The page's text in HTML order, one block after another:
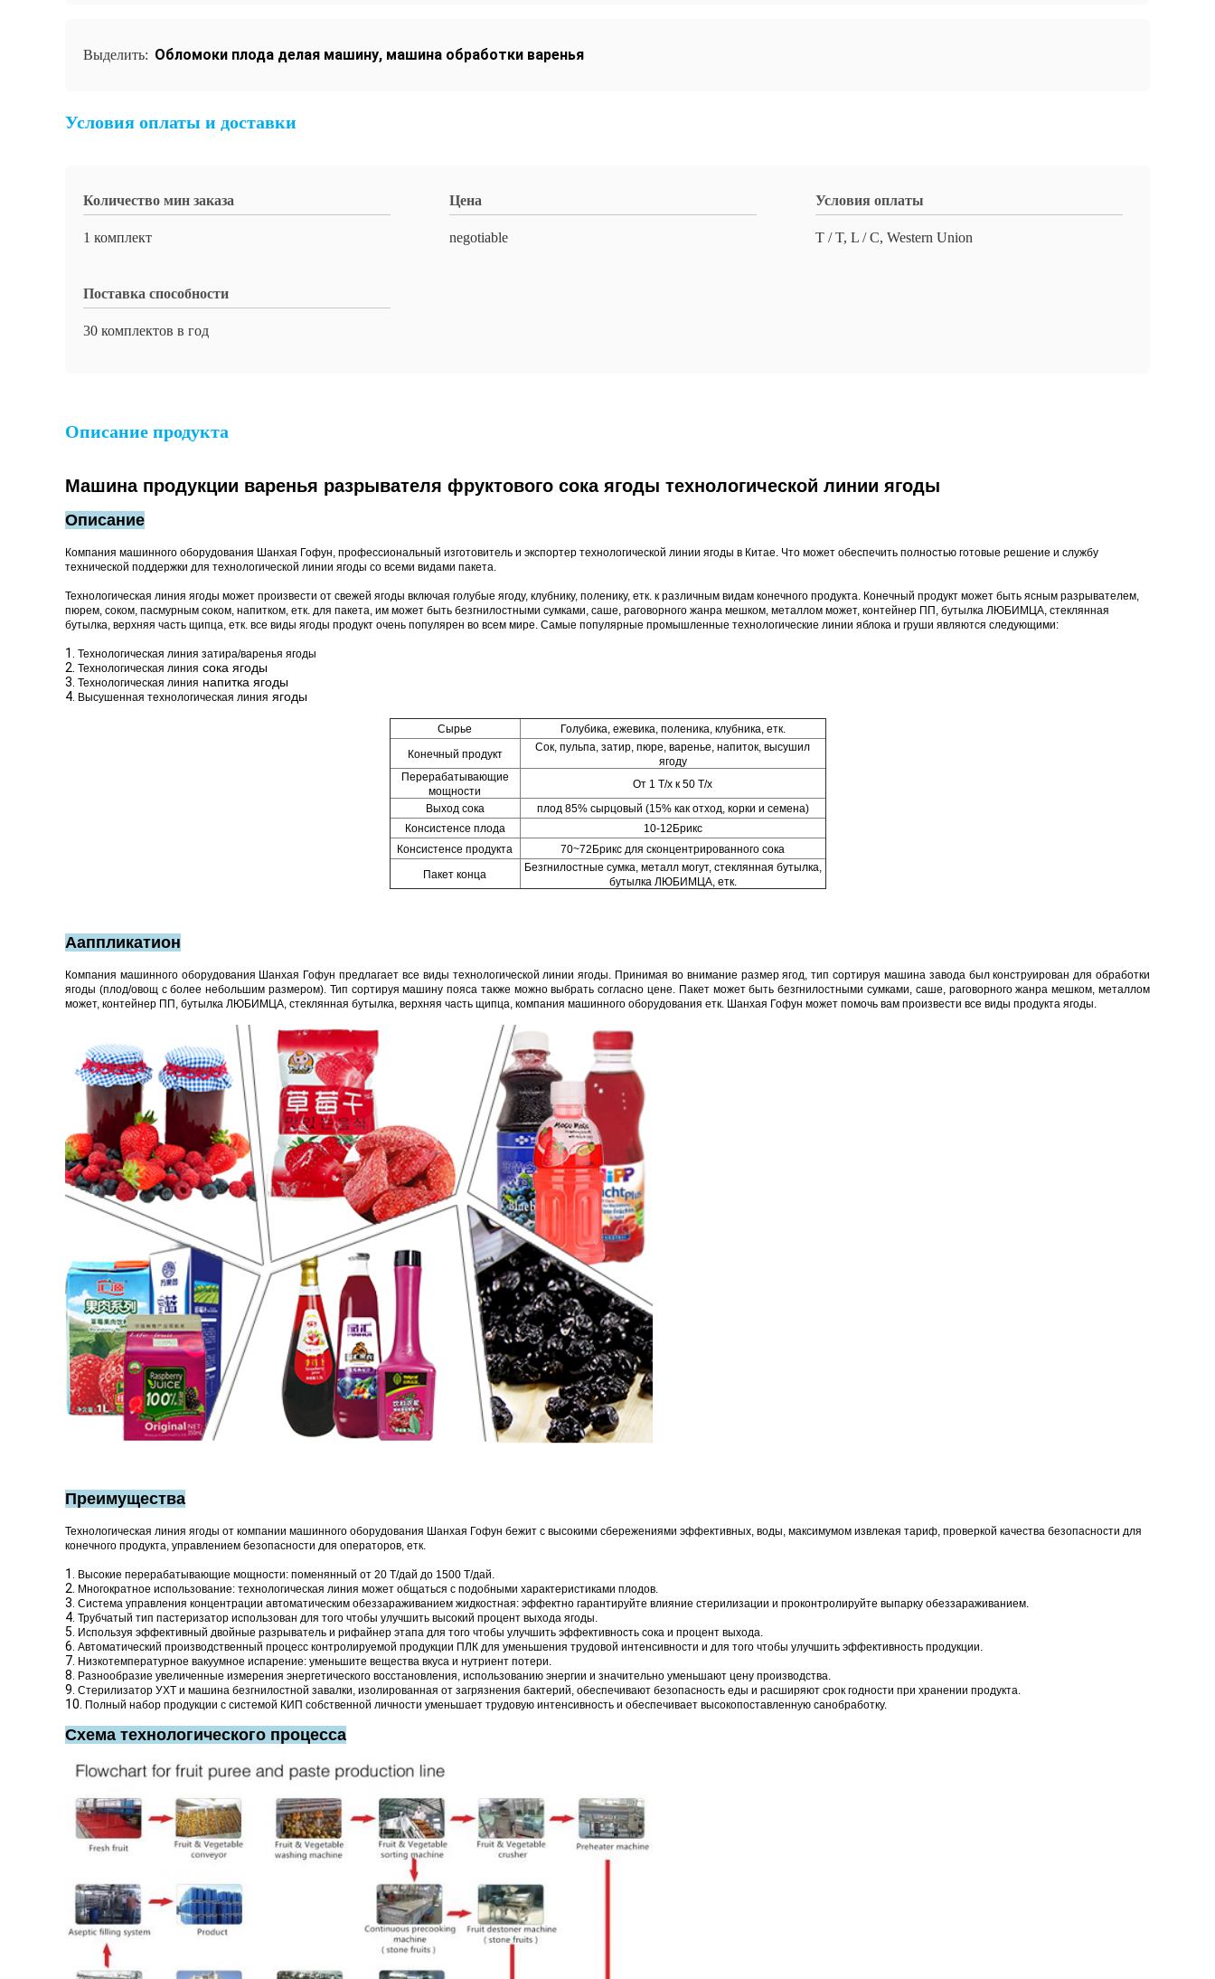
Выделить: Обломоки плода делая машину, машина обработки варенья
Условия оплаты и доставки
Количество мин заказа
1 комплект
Цена
negotiable
Условия оплаты
T / T, L / C, Western Union
Поставка способности
30 комплектов в год
Описание продукта
Машина продукции варенья разрывателя фруктового сока ягоды технологической линии ягоды
Описание
Компания машинного оборудования Шанхая Гофун, профессиональный изготовитель и экспортер технологической линии ягоды в Китае. Что может обеспечить полностью готовые решение и службу
технической поддержки для технологической линии ягоды со всеми видами пакета.
Технологическая линия ягоды может произвести от свежей ягоды включая голубые ягоду, клубнику, поленику, етк. к различным видам конечного продукта. Конечный продукт может быть ясным разрывателем,
пюрем, соком, пасмурным соком, напитком, етк. для пакета, им может быть безгнилостными сумками, саше, раговорного жанра мешком, металлом может, контейнер ПП, бутылка ЛЮБИМЦА, стеклянная
бутылка, верхняя часть щипца, етк. все виды ягоды продукт очень популярен во всем мире. Самые популярные промышленные технологические линии яблока и груши являются следующими:
1. Технологическая линия затира/варенья ягоды
2. Технологическая линия сока ягоды
3. Технологическая линия напитка ягоды
4. Высушенная технологическая линия ягоды
Сырье
Голубика, ежевика, поленика, клубника, етк.
Конечный продукт
Сок, пульпа, затир, пюре, варенье, напиток, высушил
ягоду
Перерабатывающие
мощности
От 1 Т/х к 50 Т/х
Выход сока
плод 85% сырцовый (15% как отход, корки и семена)
Консистенсе плода
10-12Брикс
Консистенсе продукта
70~72Брикс для сконцентрированного сока
Пакет конца
Безгнилостные сумка, металл могут, стеклянная бутылка,
бутылка ЛЮБИМЦА, етк.
Ааппликатион
Компания машинного оборудования Шанхая Гофун предлагает все виды технологической линии ягоды. Принимая во внимание размер ягод, тип сортируя машина завода был конструирован для обработки
ягоды (плод/овощ с более небольшим размером). Тип сортируя машину пояса также можно выбрать согласно цене. Пакет может быть безгнилостными сумками, саше, раговорного жанра мешком, металлом
может, контейнер ПП, бутылка ЛЮБИМЦА, стеклянная бутылка, верхняя часть щипца, компания машинного оборудования етк. Шанхая Гофун может помочь вам произвести все виды продукта ягоды.
Преимущества
Технологическая линия ягоды от компании машинного оборудования Шанхая Гофун бежит с высокими сбережениями эффективных, воды, максимумом извлекая тариф, проверкой качества безопасности для
конечного продукта, управлением безопасности для операторов, етк.
1. Высокие перерабатывающие мощности: поменянный от 20 Т/дай до 1500 Т/дай.
2. Многократное использование: технологическая линия может общаться с подобными характеристиками плодов.
3. Система управления концентрации автоматическим обеззараживанием жидкостная: эффектно гарантируйте влияние стерилизации и проконтролируйте выпарку обеззараживанием.
4. Трубчатый тип пастеризатор использован для того чтобы улучшить высокий процент выхода ягоды.
5. Используя эффективный двойные разрыватель и рифайнер этапа для того чтобы улучшить эффективность сока и процент выхода.
6. Автоматический производственный процесс контролируемой продукции ПЛК для уменьшения трудовой интенсивности и для того чтобы улучшить эффективность продукции.
7. Низкотемпературное вакуумное испарение: уменьшите вещества вкуса и нутриент потери.
8. Разнообразие увеличенные измерения энергетического восстановления, использованию энергии и значительно уменьшают цену производства.
9. Стерилизатор УХТ и машина безгнилостной завалки, изолированная от загрязнения бактерий, обеспечивают безопасность еды и расширяют срок годности при хранении продукта.
10. Полный набор продукции с системой КИП собственной личности уменьшает трудовую интенсивность и обеспечивает высокопоставленную санобработку.
Схема технологического процесса